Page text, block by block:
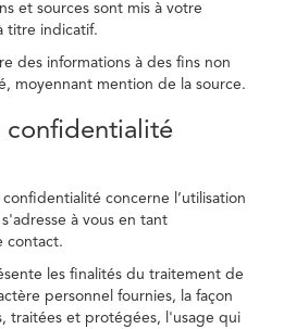
et sources sont mis à votre
titre indicatif.
des informations à des fins non
moyennant mention de la source.
concerne l’utilisation
à vous en tant
contact.
les finalités du traitement de
personnel fournies, la façon
traitées et protégées, l'usage qui